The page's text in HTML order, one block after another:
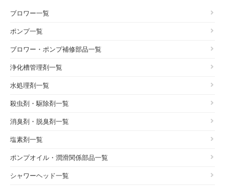
ブロワー一覧
ポンプ一覧
ブロワー・ポンプ補修部品一覧
浄化槽管理剤一覧
水処理剤一覧
殺虫剤・駆除剤一覧
消臭剤・脱臭剤一覧
塩素剤一覧
ポンプオイル・潤滑関係部品一覧
シャワーヘッド一覧